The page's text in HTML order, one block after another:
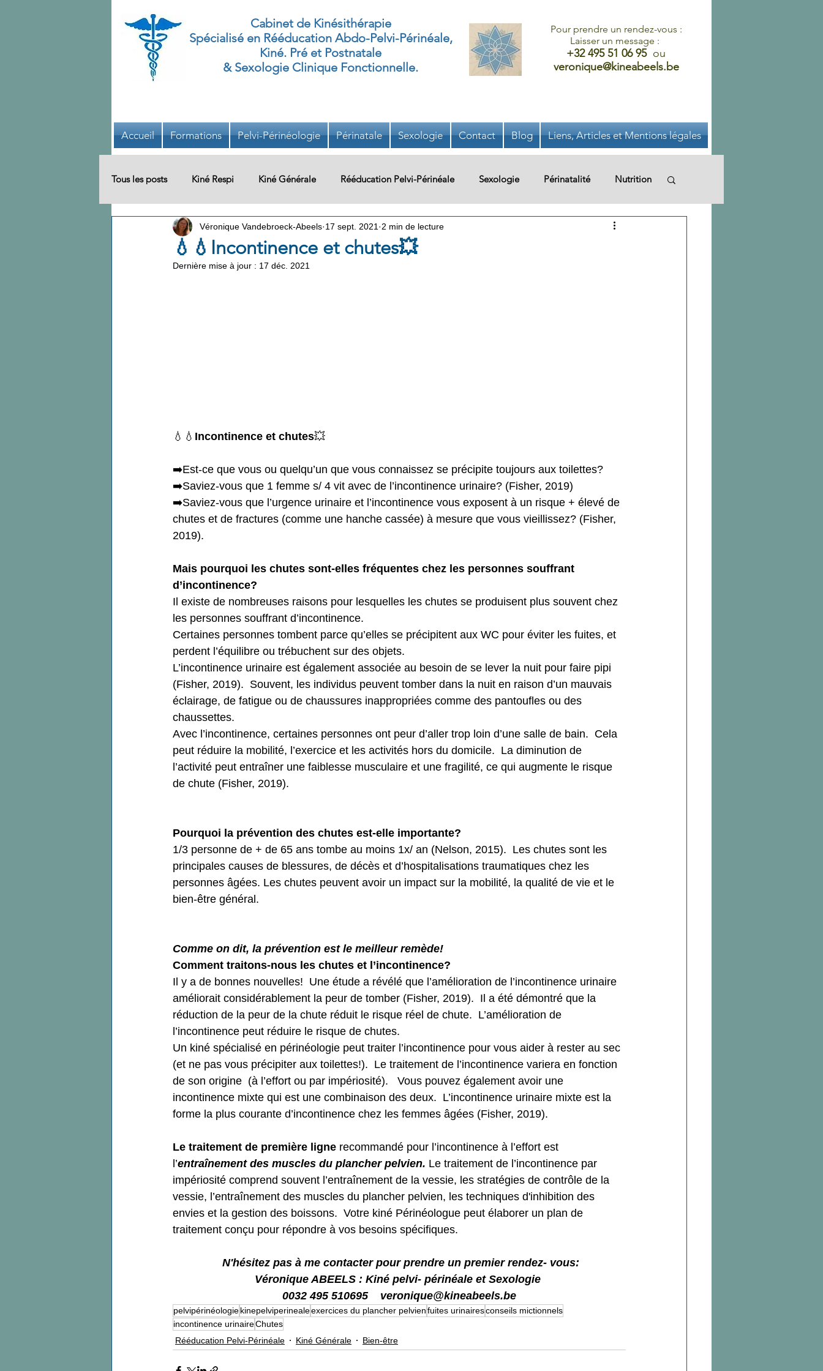
Cabinet de Kinésithérapie
Spécialiséen Rééducation Abdo-Pelvi-Périnéale,
Kiné. Pré et Postnatale
& Sexologie Clinique Fonctionnelle.
Pour prendre un rendez-vous :
Laisser un message :
+32 495 51 06 95 ou
veronique@kineabeels.be
Accueil Formations Pelvi-Périnéologie Périnatale Sexologie Contact Blog Liens, Articles et Mentions légales
Tous les posts Kiné Respi Kiné Générale Rééducation Pelvi-Périnéale Sexologie Périnatalité Nutrition
Système Défecatoire Système Urinaire Oncologie Périnéologie
💧💧Incontinence et chutes💥
Véronique Vandebroeck-Abeels 17 sept. 2021 2 min de lecture
Dernière mise à jour : 17 déc. 2021
💧💧 Incontinence et chutes💥
➡️Est-ce que vous ou quelqu’un que vous connaissez se précipite toujours aux toilettes?
➡️Saviez-vous que 1 femme s/ 4 vit avec de l’incontinence urinaire? (Fisher, 2019)
➡️Saviez-vous que l’urgence urinaire et l’incontinence vous exposent à un risque + élevé de
chutes et de fractures (comme une hanche cassée) à mesure que vous vieillissez? (Fisher,
2019).
Mais pourquoi les chutes sont-elles fréquentes chez les personnes souffrant
d’incontinence?
Il existe de nombreuses raisons pour lesquelles les chutes se produisent plus souvent chez
les personnes souffrant d’incontinence.
Certaines personnes tombent parce qu’elles se précipitent aux WC pour éviter les fuites, et
perdent l’équilibre ou trébuchent sur des objets.
L’incontinence urinaire est également associée au besoin de se lever la nuit pour faire pipi
(Fisher, 2019).  Souvent, les individus peuvent tomber dans la nuit en raison d’un mauvais
éclairage, de fatigue ou de chaussures inappropriées comme des pantoufles ou des
chaussettes.
Avec l’incontinence, certaines personnes ont peur d’aller trop loin d’une salle de bain.  Cela
peut réduire la mobilité, l’exercice et les activités hors du domicile.  La diminution de
l’activité peut entraîner une faiblesse musculaire et une fragilité, ce qui augmente le risque
de chute (Fisher, 2019).
Pourquoi la prévention des chutes est-elle importante?
1/3 personne de + de 65 ans tombe au moins 1x/ an (Nelson, 2015).  Les chutes sont les
principales causes de blessures, de décès et d’hospitalisations traumatiques chez les
personnes âgées. Les chutes peuvent avoir un impact sur la mobilité, la qualité de vie et le
bien-être général.
Comme on dit, la prévention est le meilleur remède!
Comment traitons-nous les chutes et l’incontinence?
Il y a de bonnes nouvelles!  Une étude a révélé que l’amélioration de l’incontinence urinaire
améliorait considérablement la peur de tomber (Fisher, 2019).  Il a été démontré que la
réduction de la peur de la chute réduit le risque réel de chute.  L’amélioration de
l’incontinence peut réduire le risque de chutes.
Un kiné spécialisé en périnéologie peut traiter l’incontinence pour vous aider à rester au sec
(et ne pas vous précipiter aux toilettes!).  Le traitement de l’incontinence variera en fonction
de son origine  (à l’effort ou par impériosité).   Vous pouvez également avoir une
incontinence mixte qui est une combinaison des deux.  L’incontinence urinaire mixte est la
forme la plus courante d’incontinence chez les femmes âgées (Fisher, 2019).
Le traitement de première ligne recommandé pour l’incontinence à l’effort est
l’entraînement des muscles du plancher pelvien. Le traitement de l’incontinence par
impériosité comprend souvent l’entraînement de la vessie, les stratégies de contrôle de la
vessie, l’entraînement des muscles du plancher pelvien, les techniques d'inhibition des
envies et la gestion des boissons.  Votre kiné Périnéologue peut élaborer un plan de
traitement conçu pour répondre à vos besoins spécifiques.
N'hésitez pas à me contacter pour prendre un premier rendez- vous:
Véronique ABEELS : Kiné pelvi- périnéale et Sexologie
0032 495 510695    veronique@kineabeels.be
pelvipérinéologiekinepelviperinealeexercices du plancher pelvienfuites urinairesconseils mictionnels
incontinence urinaireChutes
Rééducation Pelvi-Périnéale
Kiné Générale Bien-être